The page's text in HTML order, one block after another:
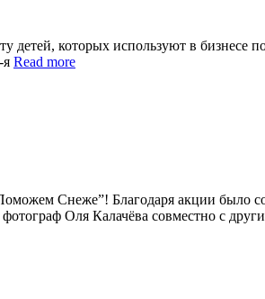
детей, которых используют в бизнесе
я Read more
Снеже”! Благодаря акции было
Оля Калачёва совместно с